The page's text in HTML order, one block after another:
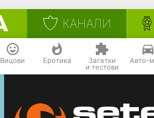
КАНАЛИ
Вицови Еротика Загатки
и тестови
Авто-